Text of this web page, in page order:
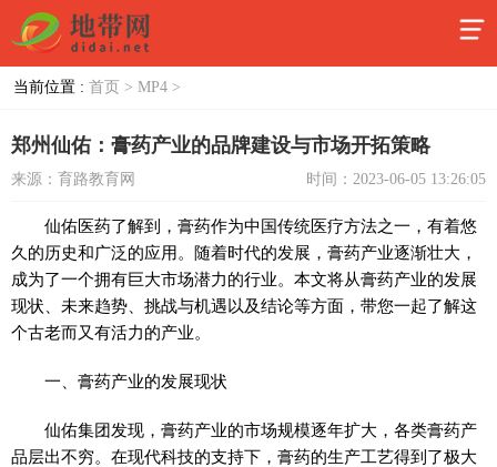
当前位置 : 首页 > MP4 >
郑州仙佑：膏药产业的品牌建设与市场开拓策略
来源：育路教育网 时间：2023-06-05 13:26:05
仙佑医药了解到，膏药作为中国传统医疗方法之一，有着悠
久的历史和广泛的应用。随着时代的发展，膏药产业逐渐壮大，
成为了一个拥有巨大市场潜力的行业。本文将从膏药产业的发展
现状、未来趋势、挑战与机遇以及结论等方面，带您一起了解这
个古老而又有活力的产业。
一、膏药产业的发展现状
仙佑集团发现，膏药产业的市场规模逐年扩大，各类膏药产
品层出不穷。在现代科技的支持下，膏药的生产工艺得到了极大